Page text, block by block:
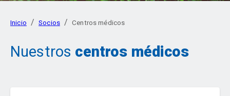
Inicio / Socios / Centros médicos
Nuestros centros médicos